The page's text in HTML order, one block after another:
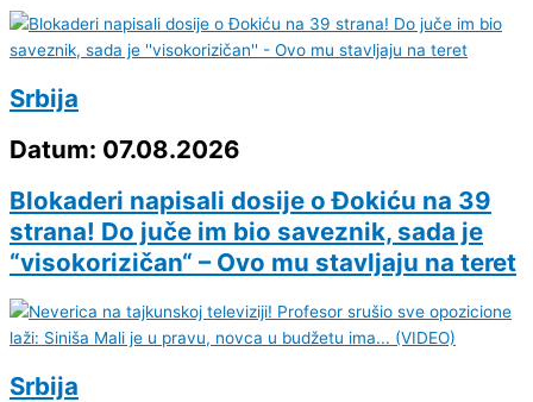
Srbija
Datum: 07.08.2026
Blokaderi napisali dosije o Đokiću na 39
strana! Do juče im bio saveznik, sada je
“visokorizičan“ – Ovo mu stavljaju na teret
Srbija